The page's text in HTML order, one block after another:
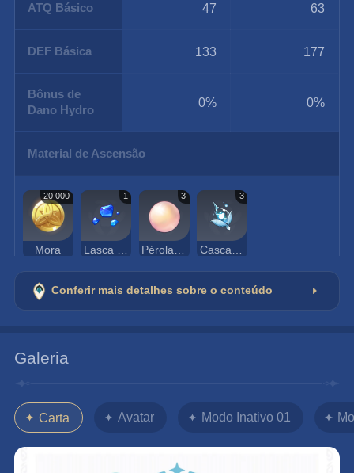
ATQ Básico 47 63
DEF Básica 133 177
Bônus de
Dano Hydro
0% 0%
Material de Ascensão
20 000
Mora
1 3 3
Conferir mais detalhes sobre o conteúdo
Galeria
Carta Avatar Modo Inativo 01